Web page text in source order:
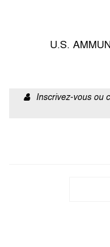
U.S.
Inscrivez-vous ou